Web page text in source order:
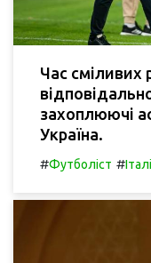
Час сміливих
захоплюючі
Україна.
#Футболіст #